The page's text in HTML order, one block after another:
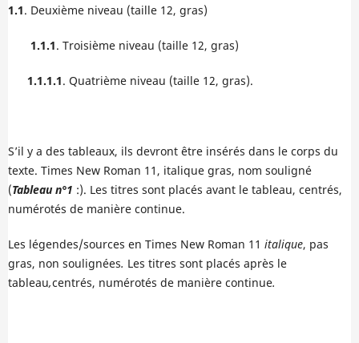
1.1. Deuxième niveau (taille 12, gras)
1.1.1. Troisième niveau (taille 12, gras)
1.1.1.1. Quatrième niveau (taille 12, gras).
S’il y a des tableaux, ils devront être insérés dans le corps du
texte. Times New Roman 11, italique gras, nom souligné
(Tableau n°1 :). Les titres sont placés avant le tableau, centrés,
numérotés de manière continue.
Les légendes/sources en Times New Roman 11 italique, pas
gras, non soulignées. Les titres sont placés après le
tableau,centrés, numérotés de manière continue.